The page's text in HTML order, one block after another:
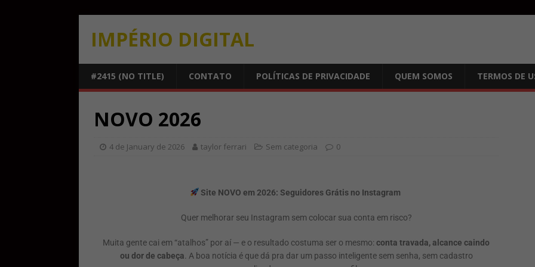
IMPÉRIO DIGITAL
#2415 (NO TITLE) CONTATO POLÍTICAS DE PRIVACIDADE QUEM SOMOS TERMOS DE
NOVO 2026
4 de January de 2026 taylor ferrari Sem categoria 0
Site NOVO em 2026: Seguidores Grátis no Instagram
Quer melhorar seu Instagram sem colocar sua conta em risco?
Muita gente cai em “atalhos” por aí — e o resultado costuma ser o mesmo:conta travada, alcance caindo
ou dor de cabeça . A boa notícia é que dá pra dar um passo inteligente sem senha, sem cadastro